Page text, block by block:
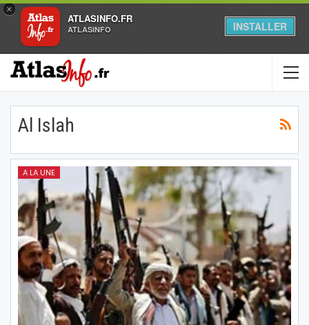
×
ATLASINFO.FR
ATLASINFO INSTALLER
Al Islah
A LA UNE